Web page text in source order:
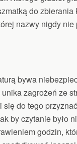
do zbierania
nazwy nigdy nie
bywa
zagrożeń ze
się do tego
by czytanie było
godzin,